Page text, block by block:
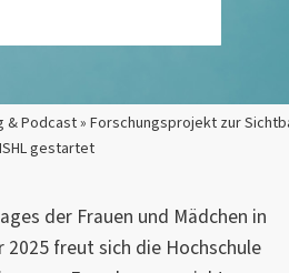
& Podcast » Forschungsprojekt zur
gestartet
der Frauen und Mädchen in
2025 freut sich die Hochschule